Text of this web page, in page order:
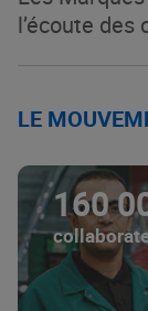
l’écoute
LE
160